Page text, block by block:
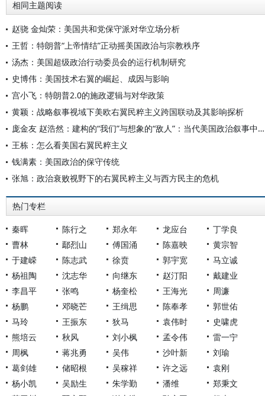
相同主题阅读
赵骁 金灿荣：美国共和党保守派对华立场分析
王哲：特朗普“上帝情结”正动摇美国政治与宗教秩序
汤杰：美国超级政治行动委员会的运行机制研究
史博伟：美国技术右翼的崛起、成因与影响
宫小飞：特朗普2.0的施政逻辑与对华政策
黄颖：战略叙事视域下美欧右翼民粹主义跨国联动及其影响探析
庞金友 赵浩然：建构的“我们”与想象的“敌人”：当代美国政治叙事中的阴谋论
王栋：怎么看美国右翼民粹主义
钱满素：美国政治的保守传统
张旭：政治衰败视野下的右翼民粹主义与西方民主的危机
热门专栏
秦晖 陈行之 郑永年 龙应台
丁学良
曹林
鄢烈山 傅国涌 陈嘉映
黄宗智
于建嵘
陈志武 徐贲 郭宇宽
马立诚
杨祖陶
沈志华 向继东 赵汀阳
戴建业
李昌平
张鸣 杨奎松 王海光
周濂
杨鹏
邓晓芒 王缉思 陈奉孝
郭世佑
马玲
王振东 狄马 袁伟时
史啸虎
熊培云
秋风 刘小枫 孟令伟
雷一宁
周枫
蒋兆勇 吴伟 沙叶新
刘瑜
葛剑雄
储昭根 吴稼祥 许之远
袁刚
杨小凯
吴励生 朱学勤 潘维
郑秉文